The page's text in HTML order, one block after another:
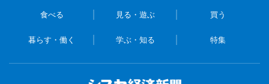
食べる 見る・遊ぶ 買う
暮らす・働く 学ぶ・知る 特集